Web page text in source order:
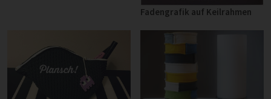
Fadengrafik auf Keilrahmen